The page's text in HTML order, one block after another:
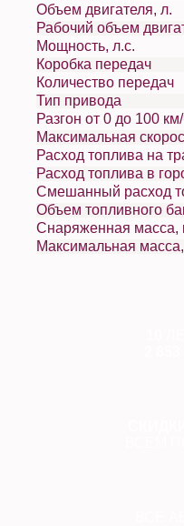
Объем двигателя, л.
Мощность, л.с.
Коробка передач
Количество передач
Тип привода
Разгон от 0 до 100 км/
Расход топлива на
Расход топлива в
Смешанный расход